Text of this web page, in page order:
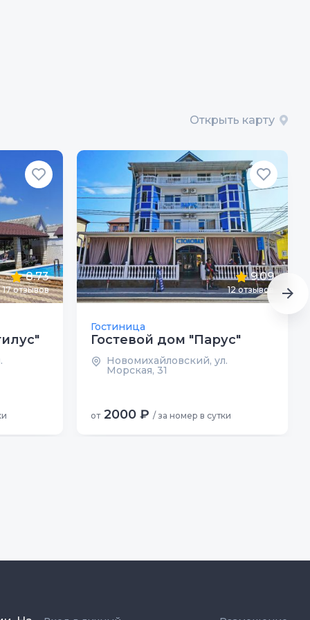
Открыть карту
8.73
17отзывов
9.09
12отзывов
Гостиница
Гостевой дом "Парус"
Новомихайловский, ул.
Морская, 31
от 2000 ₽ / за номер в сутки